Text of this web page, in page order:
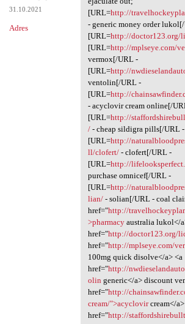
31.10.2021
Adres
[URL=http://
- generic money order
[URL=http://doctor123.org/
[URL=http://mplseye.com/
vermox[/URL -
[URL=http://
ventolin[/URL -
[URL=http://
- acyclovir cream online[/
[URL=http://
/- cheap sildigra pills[/URL -
[URL=http://
ll/clofert/- clofert[/URL -
[URL=http://
purchase omnicef[/URL -
[URL=http://
lian/- solian[/URL - coal
href="http://
>pharmacyaustralia lukol</
href="http://doctor123.org/
href="http://mplseye.com/
100mg quick disolve</a> <a
href="http://
olin generic</a> discount
href="http://
cream/">acyclovircream</a>
href="http://